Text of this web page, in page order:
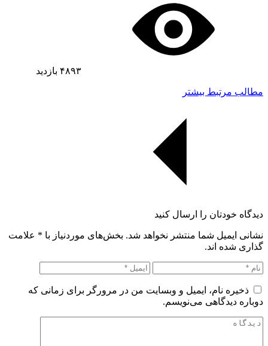
۴۸۹۳ بازدید
مطالب مرتبط بیشتر
دیدگاه خودتان را ارسال کنید
نشانی ایمیل شما منتشر نخواهد شد. بخش‌های موردنیاز با * علامت
گذاری شده اند.
ذخیره نام، ایمیل و وبسایت من در مرورگر برای زمانی که
دوباره دیدگاهی می‌نویسم.